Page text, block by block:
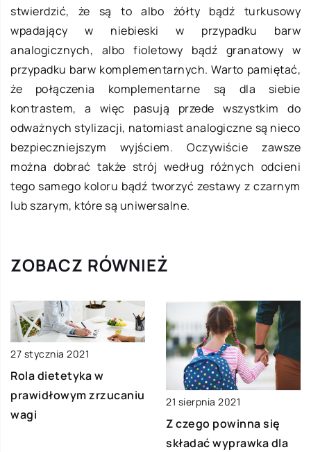
stwierdzić, że są to albo żółty bądź turkusowy
wpadający w niebieski w przypadku barw
analogicznych, albo fioletowy bądź granatowy w
przypadku barw komplementarnych. Warto pamiętać,
że połączenia komplementarne są dla siebie
kontrastem, a więc pasują przede wszystkim do
odważnych stylizacji, natomiast analogiczne są nieco
bezpieczniejszym wyjściem. Oczywiście zawsze
można dobrać także strój według różnych odcieni
tego samego koloru bądź tworzyć zestawy z czarnym
lub szarym, które są uniwersalne.
ZOBACZ RÓWNIEŻ
27 stycznia 2021
Rola dietetyka w
prawidłowym zrzucaniu
wagi
21 sierpnia 2021
Z czego powinna się
składać wyprawka dla